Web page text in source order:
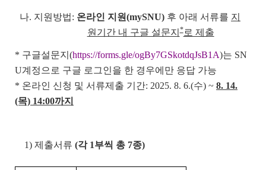
나. 지원방법: 온라인 지원(mySNU) 후 아래 서류를 지
원기간 내 구글 설문지*로 제출
* 구글설문지(https://forms.gle/ogBy7GSkotdqJsB1A)는 SN
U계정으로 구글 로그인을 한 경우에만 응답 가능
* 온라인 신청 및 서류제출 기간: 2025. 8. 6.(수) ~ 8. 14.
(목) 14:00까지
1) 제출서류 (각 1부씩 총 7종)